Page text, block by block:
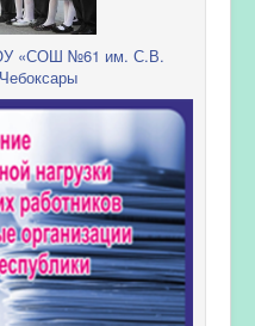
«СОШ №61 им. С.В.